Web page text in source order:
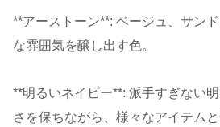
**アーストーン**: ベージュ、サン
な雰囲気を醸し出す色。
**明るいネイビー**: 派手すぎない
さを保ちながら、様々なアイテムと